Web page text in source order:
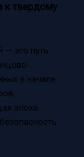
к твердому
— это путь
в начале
эпоха